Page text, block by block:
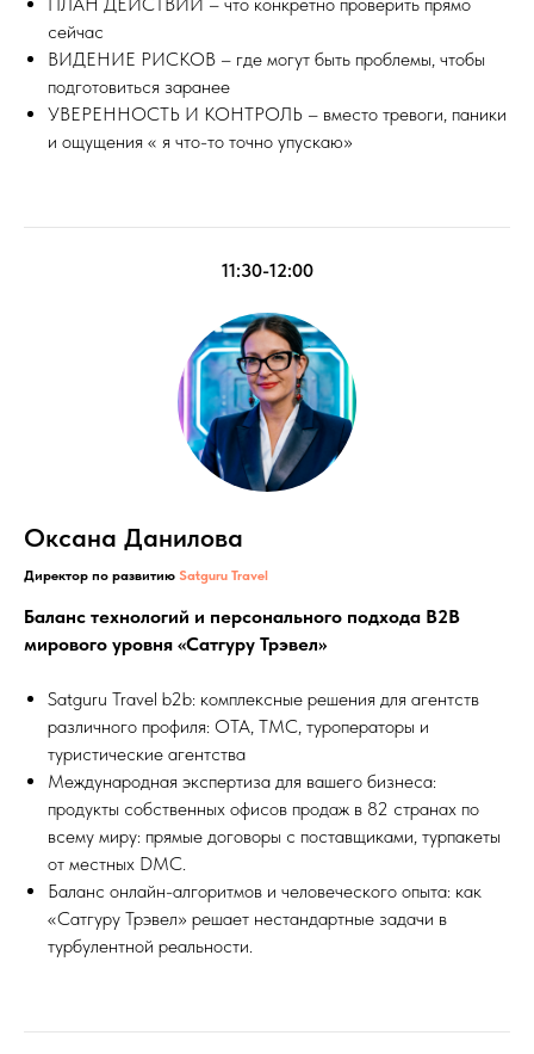
сейчас
ВИДЕНИЕ РИСКОВ – где могут быть проблемы, чтобы
подготовиться заранее
УВЕРЕННОСТЬ И КОНТРОЛЬ – вместо тревоги, паники
и ощущения « я что-то точно упускаю»
11:30-12:00
Оксана Данилова
Директор по развитию Satguru Travel
Баланс технологий и персонального подхода B2B
мирового уровня «Сатгуру Трэвел»
Satguru Travel b2b: комплексные решения для агентств
различного профиля: ОТА, ТМС, туроператоры и
туристические агентства
Международная экспертиза для вашего бизнеса:
продукты собственных офисов продаж в 82 странах по
всему миру: прямые договоры с поставщиками, турпакеты
от местных DMC.
Баланс онлайн-алгоритмов и человеческого опыта: как
«Сатгуру Трэвел» решает нестандартные задачи в
турбулентной реальности.